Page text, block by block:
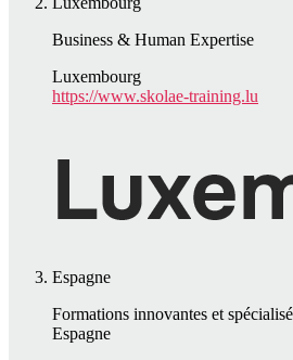
Business & Human Expertise
Luxembourg
https://www.skolae-training.lu
Espagne
Formations innovantes et
Espagne